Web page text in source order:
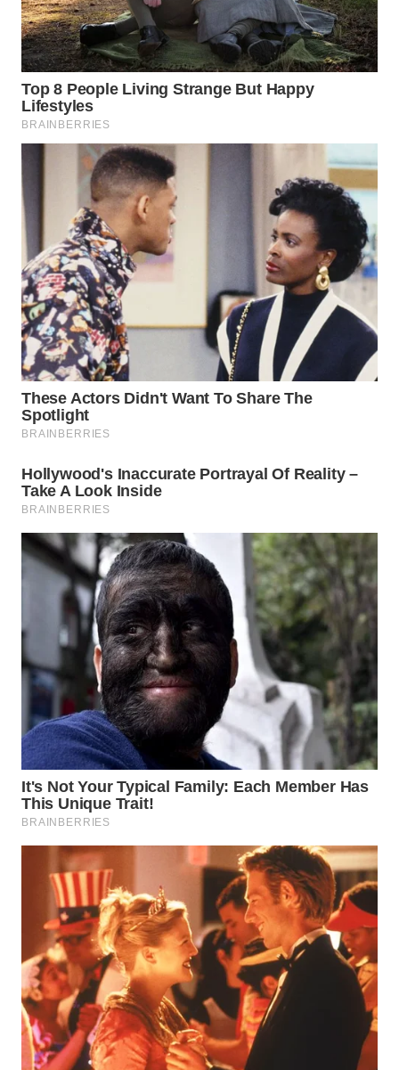
WN
KALTIM
WN
SULSEL
WN
GORONTALO
SULUT
WN
MALUKU
WN
MALUT
WN
DAIRI
WN
DANAU
TOBA
WN
NIAS
WN
LANGKAT
WN
TAPANULI
SELATAN
WN
TANJUNG
LESUNG
KARO
WN
SIMALUNGUN
WN
LABUHANBATU
WN